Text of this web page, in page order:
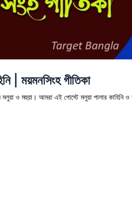
| ময়মনসিংহ গীতিকা
মলুয়া ও মহুয়া। আমরা এই পোস্টে মলুয়া পালার